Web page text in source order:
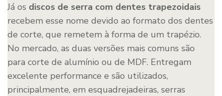
Já os discos de serra com dentes trapezoidais
recebem esse nome devido ao formato dos dentes
de corte, que remetem à forma de um trapézio.
No mercado, as duas versões mais comuns são
para corte de alumínio ou de MDF. Entregam
excelente performance e são utilizados,
principalmente, em esquadrejadeiras, serras